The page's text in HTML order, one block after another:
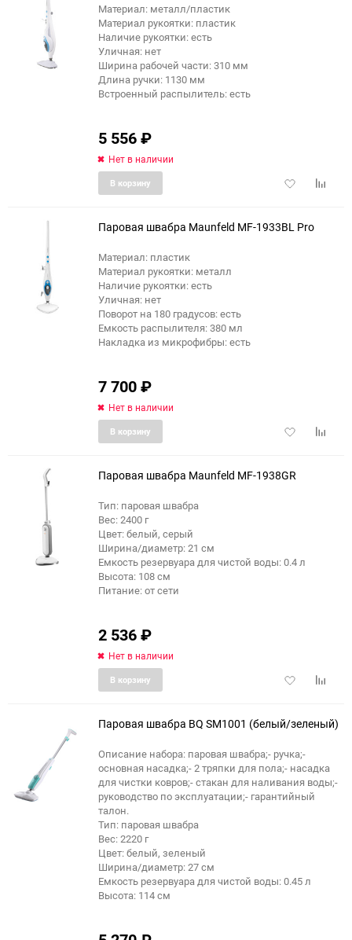
Материал: металл/пластик
Материал рукоятки: пластик
Наличие рукоятки: есть
Уличная: нет
Ширина рабочей части: 310 мм
Длина ручки: 1130 мм
Встроенный распылитель: есть
5 556₽
Нет в наличии
Добавить
В корзину
еще 3 фото
Паровая швабра Maunfeld MF-1933BL Pro
Материал: пластик
Материал рукоятки: металл
Наличие рукоятки: есть
Уличная: нет
Поворот на 180 градусов: есть
Емкость распылителя: 380 мл
Накладка из микрофибры: есть
7 700₽
Нет в наличии
Добавить
В корзину
еще 6 фото
Паровая швабра Maunfeld MF-1938GR
Тип: паровая швабра
Вес: 2400 г
Цвет: белый, серый
Ширина/диаметр: 21 см
Емкость резервуара для чистой воды: 0.4 л
Высота: 108 см
Питание: от сети
2 536₽
Нет в наличии
Добавить
В корзину
Паровая швабра BQ SM1001 (белый/зеленый)
Описание набора: паровая швабра;- ручка;-
основная насадка;- 2 тряпки для пола;- насадка
для чистки ковров;- стакан для наливания воды;-
руководство по эксплуатации;- гарантийный
талон.
Тип: паровая швабра
Вес: 2220 г
Цвет: белый, зеленый
Ширина/диаметр: 27 см
Емкость резервуара для чистой воды: 0.45 л
Высота: 114 см